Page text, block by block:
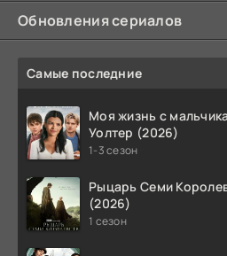
Обновления сериалов
Самые последние
Моя жизнь с
Уолтер (2026)
1-3 сезон
Рыцарь Семи
(2026)
1 сезон